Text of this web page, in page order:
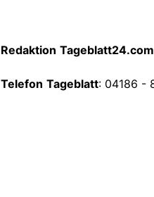
Redaktion Tageblatt24.com
Telefon Tageblatt: 04186 -